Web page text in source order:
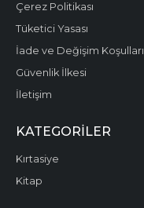
Çerez Politikası
Tüketici Yasası
İade ve Değişim Koşulları
Güvenlik İlkesi
İletişim
KATEGORILER
Kırtasiye
Kitap